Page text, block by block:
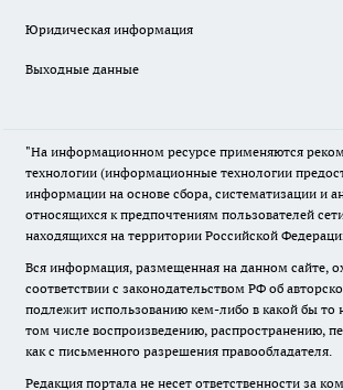
Юридическая информация
Выходные данные
"На информационном ресурсе применяются
технологии (информационные технологии
информации на основе сбора, систематизации и
относящихся к предпочтениям пользователей
находящихся на территории Российской
Вся информация, размещенная на данном сайте,
соответствии с законодательством РФ об
подлежит использованию кем-либо в какой бы
том числе воспроизведению, распространению,
как с письменного разрешения правообладателя.
Редакция портала не несет ответственности за